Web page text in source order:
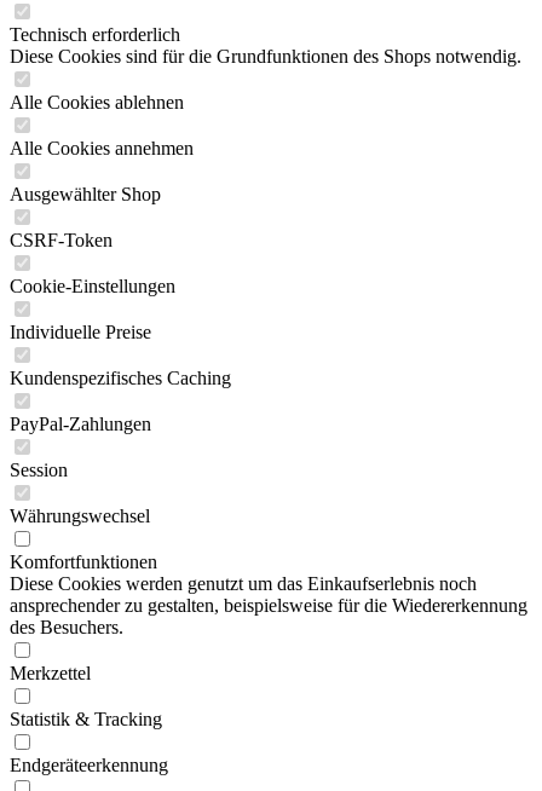
Technisch erforderlich
Diese Cookies sind für die Grundfunktionen des Shops notwendig.
Alle Cookies ablehnen
Alle Cookies annehmen
Ausgewählter Shop
CSRF-Token
Cookie-Einstellungen
Individuelle Preise
Kundenspezifisches Caching
PayPal-Zahlungen
Session
Währungswechsel
Komfortfunktionen
Diese Cookies werden genutzt um das Einkaufserlebnis noch
ansprechender zu gestalten, beispielsweise für die Wiedererkennung
des Besuchers.
Merkzettel
Statistik & Tracking
Endgeräteerkennung